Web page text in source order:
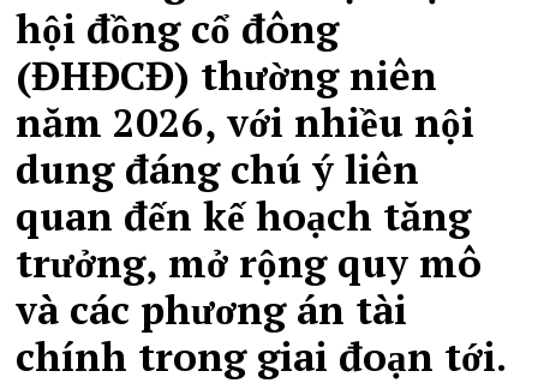
hội đồng cổ đông
(ĐHĐCĐ) thường niên
năm 2026, với nhiều nội
dung đáng chú ý liên
quan đến kế hoạch tăng
trưởng, mở rộng quy mô
và các phương án tài
chính trong giai đoạn tới.